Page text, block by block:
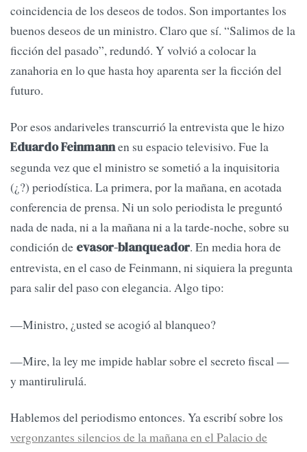
coincidencia de los deseos de todos. Son importantes los
buenos deseos de un ministro. Claro que sí. “Salimos de la
ficción del pasado”, redundó. Y volvió a colocar la
zanahoria en lo que hasta hoy aparenta ser la ficción del
futuro.
Por esos andariveles transcurrió la entrevista que le hizo
Eduardo Feinmannen su espacio televisivo. Fue la
segunda vez que el ministro se sometió a la inquisitoria
(¿?) periodística. La primera, por la mañana, en acotada
conferencia de prensa. Ni un solo periodista le preguntó
nada de nada, ni a la mañana ni a la tarde-noche, sobre su
condición de evasor-blanqueador. En media hora de
entrevista, en el caso de Feinmann, ni siquiera la pregunta
para salir del paso con elegancia. Algo tipo:
—Ministro, ¿usted se acogió al blanqueo?
—Mire, la ley me impide hablar sobre el secreto fiscal —
y mantirulirulá.
Hablemos del periodismo entonces. Ya escribí sobre los
vergonzantes silencios de la mañana en el Palacio de